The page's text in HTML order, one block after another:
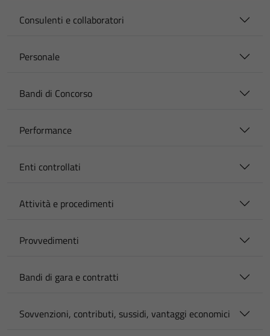
Consulenti e collaboratori
Personale
Bandi di Concorso
Performance
Enti controllati
Attività e procedimenti
Provvedimenti
Bandi di gara e contratti
Sovvenzioni, contributi, sussidi, vantaggi economici